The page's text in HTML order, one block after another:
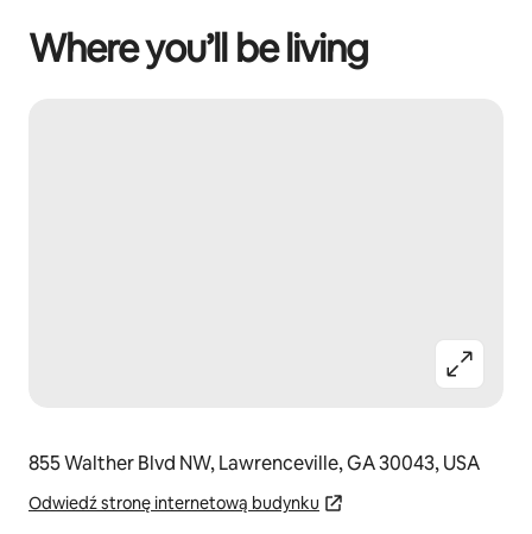
Where you’ll be living
855 Walther Blvd NW, Lawrenceville, GA 30043, USA
Odwiedź stronę internetową budynku